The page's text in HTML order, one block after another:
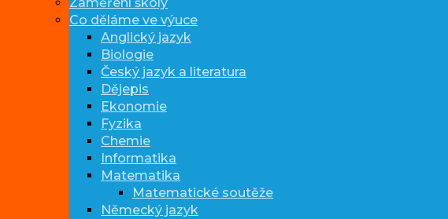
Co děláme ve výuce
Anglický jazyk
Biologie
Český jazyk a literatura
Dějepis
Ekonomie
Fyzika
Chemie
Informatika
Matematika
Matematické soutěže
Německý jazyk